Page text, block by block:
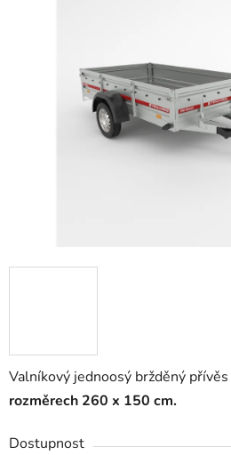
Valníkový jednoosý bržděný přívěs
rozměrech 260 x 150 cm.
Dostupnost